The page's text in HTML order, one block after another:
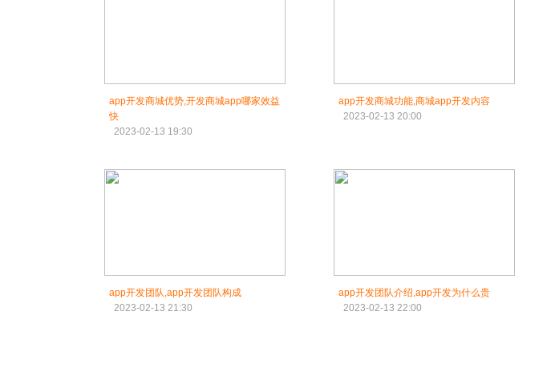
app开发商城优势,开发商城app哪家效益
快
2023-02-13 19:30
app开发商城功能,商城app开发内容
2023-02-13 20:00
app开发团队,app开发团队构成
2023-02-13 21:30
app开发团队介绍,app开发为什么贵
2023-02-13 22:00